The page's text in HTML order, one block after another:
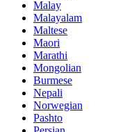
Malay
Malayalam
Maltese
Maori
Marathi
Mongolian
Burmese
Nepali
Norwegian
Pashto